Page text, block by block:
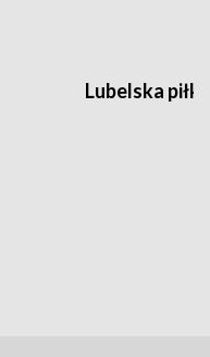
Lubelska piłka